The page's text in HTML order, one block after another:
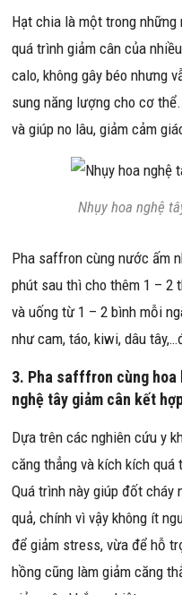
Hạt chia là một trong
quá trình giảm cân của
calo, không gây béo nhưng
sung năng lượng cho cơ
và giúp no lâu, giảm cảm
Nhụy hoa nghệ
Pha saffron cùng nước ấm
phút sau thì cho thêm 1 – 2
và uống từ 1 – 2 bình mỗi
như cam, táo, kiwi, dâu
3. Pha safffron cùng hoa
nghệ tây giảm cân kết
Dựa trên các nghiên cứu y
căng thẳng và kích kích
Quá trình này giúp đốt
quả, chính vì vậy không ít
để giảm stress, vừa để hỗ
hồng cũng làm giảm căng